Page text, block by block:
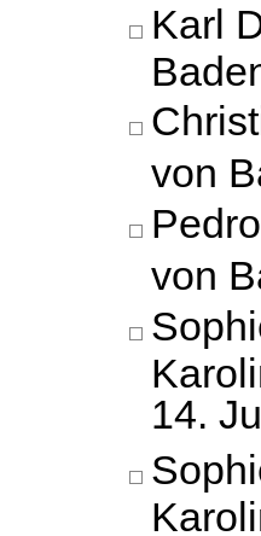
Karl
von
von
14.